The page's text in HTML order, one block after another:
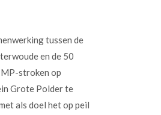
tussen de
en de 50
stroken op
Grote Polder te
als doel het op peil